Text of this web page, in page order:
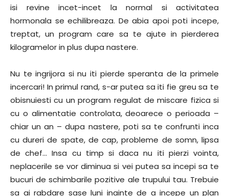
isi revine incet-incet la normal si activitatea
hormonala se echilibreaza. De abia apoi poti incepe,
treptat, un program care sa te ajute in pierderea
kilogramelor in plus dupa nastere.
Nu te ingrijora si nu iti pierde speranta de la primele
incercari! In primul rand, s-ar putea sa iti fie greu sa te
obisnuiesti cu un program regulat de miscare fizica si
cu o alimentatie controlata, deoarece o perioada –
chiar un an – dupa nastere, poti sa te confrunti inca
cu dureri de spate, de cap, probleme de somn, lipsa
de chef… Insa cu timp si daca nu iti pierzi vointa,
neplacerile se vor diminua si vei putea sa incepi sa te
bucuri de schimbarile pozitive ale trupului tau. Trebuie
sa ai rabdare sase luni inainte de a incepe un plan